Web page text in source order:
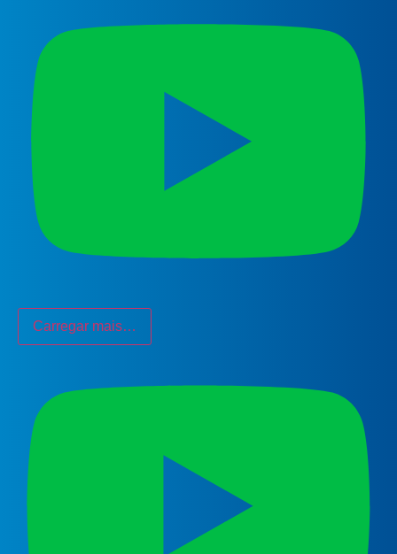
Carregar mais…